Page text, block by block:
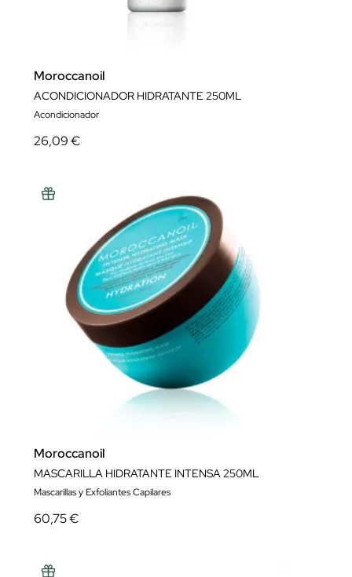
Moroccanoil
ACONDICIONADOR HIDRATANTE 250ML
Acondicionador
26,09 €
Moroccanoil
MASCARILLA HIDRATANTE INTENSA 250ML
Mascarillas y Exfoliantes Capilares
60,75 €